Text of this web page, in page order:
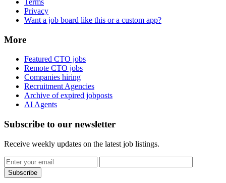
Privacy
Want a job board like this or a custom app?
More
Featured CTO jobs
Remote CTO jobs
Companies hiring
Recruitment Agencies
Archive of expired jobposts
AI Agents
Subscribe to our newsletter
Receive weekly updates on the latest job listings.
Subscribe